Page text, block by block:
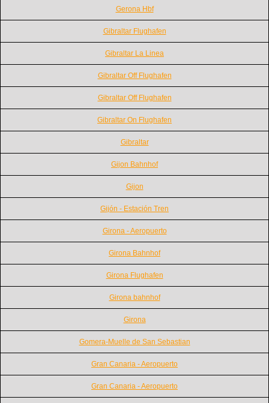
Gerona Hbf
Gibraltar Flughafen
Gibraltar La Linea
Gibraltar Off Flughafen
Gibraltar Off Flughafen
Gibraltar On Flughafen
Gibraltar
Gijon Bahnhof
Gijon
Gijón - Estación Tren
Girona - Aeropuerto
Girona Bahnhof
Girona Flughafen
Girona bahnhof
Girona
Gomera-Muelle de San Sebastian
Gran Canaria - Aeropuerto
Gran Canaria - Aeropuerto